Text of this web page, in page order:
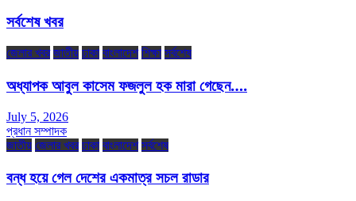
সর্বশেষ খবর
জেলার খবর জাতীয় ঢাকা বাংলাদেশ শিক্ষা সর্বশেষ
অধ্যাপক আবুল কাসেম ফজলুল হক মারা গেছেন….
July 5, 2026
প্রধান সম্পাদক
জাতীয় জেলার খবর ঢাকা বাংলাদেশ সর্বশেষ
বন্ধ হয়ে গেল দেশের একমাত্র সচল রাডার